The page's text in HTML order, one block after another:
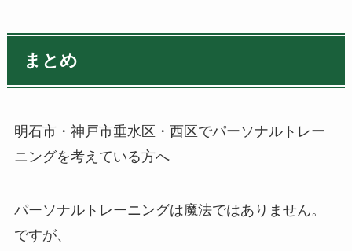
まとめ
明石市・神戸市垂水区・西区でパーソナルトレー
ニングを考えている方へ
パーソナルトレーニングは魔法ではありません。
ですが、